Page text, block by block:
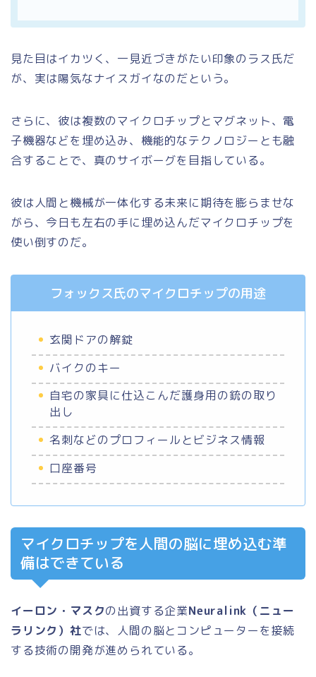
見た目はイカツく、一見近づきがたい印象のラス氏だ
が、実は陽気なナイスガイなのだという。
さらに、彼は複数のマイクロチップとマグネット、電
子機器などを埋め込み、機能的なテクノロジーとも融
合することで、真のサイボーグを目指している。
彼は人間と機械が一体化する未来に期待を膨らませな
がら、今日も左右の手に埋め込んだマイクロチップを
使い倒すのだ。
フォックス氏のマイクロチップの用途
玄関ドアの解錠
バイクのキー
自宅の家具に仕込こんだ護身用の銃の取り
出し
名刺などのプロフィールとビジネス情報
口座番号
マイクロチップを人間の脳に埋め込む準
備はできている
イーロン・マスクの出資する企業Neuralink（ニュー
ラリンク）社では、人間の脳とコンピューターを接続
する技術の開発が進められている。